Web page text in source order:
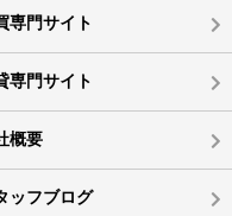
専門サイト
専門サイト
概要
ッフブログ